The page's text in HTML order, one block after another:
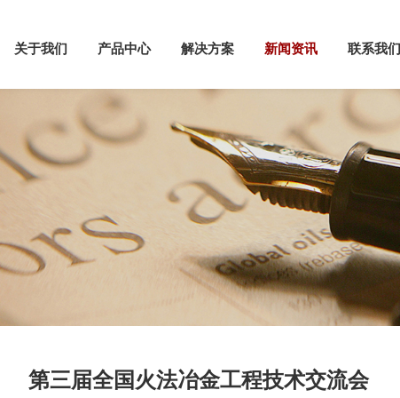
关于我们 产品中心 解决方案 新闻资讯 联系我们
第三届全国火法冶金工程技术交流会